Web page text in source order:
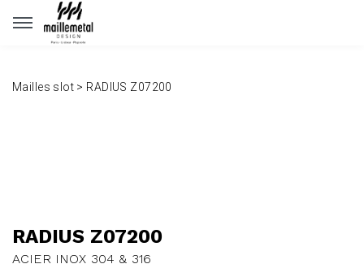
Panneau de gestion des cookies
Mailles slot > RADIUS Z07200
RADIUS Z07200
ACIER INOX 304 & 316